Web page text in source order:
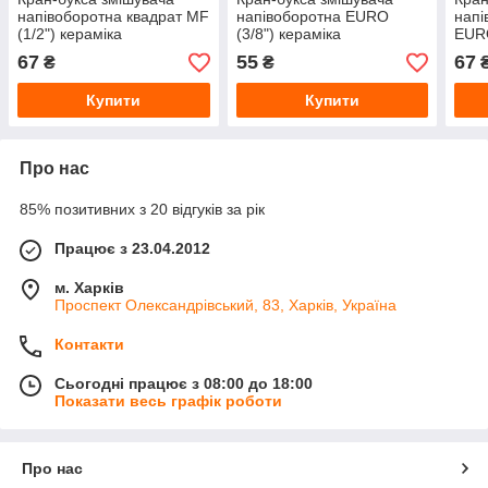
напівоборотна квадрат MF
(1/2") кераміка
67 ₴
Купити
напівоборотна EURO
(3/8") кераміка
55₴
Купити
MF
67
Про нас
85% позитивних з 20 відгуків за рік
Працює з 23.04.2012
м. Харків
Проспект Олександрівський, 83, Харків, Україна
Контакти
Сьогодні працює з 08:00 до 18:00
Показати весь графік роботи
Про нас